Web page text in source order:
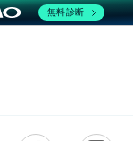
無料診断